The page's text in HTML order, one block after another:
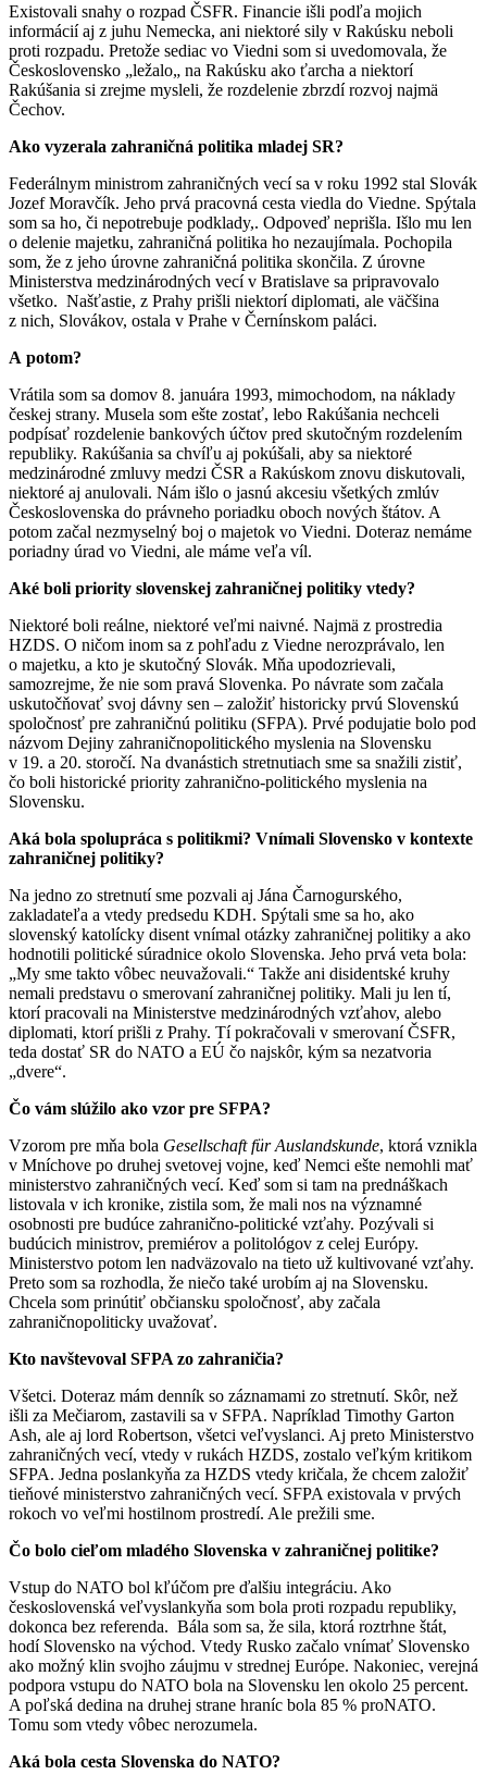
Existovali snahy o rozpad ČSFR. Financie išli podľa mojich
informácií aj z juhu Nemecka, ani niektoré sily v Rakúsku neboli
proti rozpadu. Pretože sediac vo Viedni som si uvedomovala, že
Československo „ležalo„ na Rakúsku ako ťarcha a niektorí
Rakúšania si zrejme mysleli, že rozdelenie zbrzdí rozvoj najmä
Čechov.
Ako vyzerala zahraničná politika mladej SR?
Federálnym ministrom zahraničných vecí sa v roku 1992 stal Slovák
Jozef Moravčík. Jeho prvá pracovná cesta viedla do Viedne. Spýtala
som sa ho, či nepotrebuje podklady,. Odpoveď neprišla. Išlo mu len
o delenie majetku, zahraničná politika ho nezaujímala. Pochopila
som, že z jeho úrovne zahraničná politika skončila. Z úrovne
Ministerstva medzinárodných vecí v Bratislave sa pripravovalo
všetko. Našťastie, z Prahy prišli niektorí diplomati, ale väčšina
z nich, Slovákov, ostala v Prahe v Černínskom paláci.
A potom?
Vrátila som sa domov 8. januára 1993, mimochodom, na náklady
českej strany. Musela som ešte zostať, lebo Rakúšania nechceli
podpísať rozdelenie bankových účtov pred skutočným rozdelením
republiky. Rakúšania sa chvíľu aj pokúšali, aby sa niektoré
medzinárodné zmluvy medzi ČSR a Rakúskom znovu diskutovali,
niektoré aj anulovali. Nám išlo o jasnú akcesiu všetkých zmlúv
Československa do právneho poriadku oboch nových štátov. A
potom začal nezmyselný boj o majetok vo Viedni. Doteraz nemáme
poriadny úrad vo Viedni, ale máme veľa víl.
Aké boli priority slovenskej zahraničnej politiky vtedy?
Niektoré boli reálne, niektoré veľmi naivné. Najmä z prostredia
HZDS. O ničom inom sa z pohľadu z Viedne nerozprávalo, len
o majetku, a kto je skutočný Slovák. Mňa upodozrievali,
samozrejme, že nie som pravá Slovenka. Po návrate som začala
uskutočňovať svoj dávny sen – založiť historicky prvú Slovenskú
spoločnosť pre zahraničnú politiku (SFPA). Prvé podujatie bolo pod
názvom Dejiny zahraničnopolitického myslenia na Slovensku
v 19. a 20. storočí. Na dvanástich stretnutiach sme sa snažili zistiť,
čo boli historické priority zahranično-politického myslenia na
Slovensku.
Aká bola spolupráca s politikmi? Vnímali Slovensko v kontexte
zahraničnej politiky?
Na jedno zo stretnutí sme pozvali aj Jána Čarnogurského,
zakladateľa a vtedy predsedu KDH. Spýtali sme sa ho, ako
slovenský katolícky disent vnímal otázky zahraničnej politiky a ako
hodnotili politické súradnice okolo Slovenska. Jeho prvá veta bola:
„My sme takto vôbec neuvažovali.“ Takže ani disidentské kruhy
nemali predstavu o smerovaní zahraničnej politiky. Mali ju len tí,
ktorí pracovali na Ministerstve medzinárodných vzťahov, alebo
diplomati, ktorí prišli z Prahy. Tí pokračovali v smerovaní ČSFR,
teda dostať SR do NATO a EÚ čo najskôr, kým sa nezatvoria
„dvere“.
Čo vám slúžilo ako vzor pre SFPA?
Vzorom pre mňa bola Gesellschaft für Auslandskunde, ktorá vznikla
v Mníchove po druhej svetovej vojne, keď Nemci ešte nemohli mať
ministerstvo zahraničných vecí. Keď som si tam na prednáškach
listovala v ich kronike, zistila som, že mali nos na významné
osobnosti pre budúce zahranično-politické vzťahy. Pozývali si
budúcich ministrov, premiérov a politológov z celej Európy.
Ministerstvo potom len nadväzovalo na tieto už kultivované vzťahy.
Preto som sa rozhodla, že niečo také urobím aj na Slovensku.
Chcela som prinútiť občiansku spoločnosť, aby začala
zahraničnopoliticky uvažovať.
Kto navštevoval SFPA zo zahraničia?
Všetci. Doteraz mám denník so záznamami zo stretnutí. Skôr, než
išli za Mečiarom, zastavili sa v SFPA. Napríklad Timothy Garton
Ash, ale aj lord Robertson, všetci veľvyslanci. Aj preto Ministerstvo
zahraničných vecí, vtedy v rukách HZDS, zostalo veľkým kritikom
SFPA. Jedna poslankyňa za HZDS vtedy kričala, že chcem založiť
tieňové ministerstvo zahraničných vecí. SFPA existovala v prvých
rokoch vo veľmi hostilnom prostredí. Ale prežili sme.
Čo bolo cieľom mladého Slovenska v zahraničnej politike?
Vstup do NATO bol kľúčom pre ďalšiu integráciu. Ako
československá veľvyslankyňa som bola proti rozpadu republiky,
dokonca bez referenda. Bála som sa, že sila, ktorá roztrhne štát,
hodí Slovensko na východ. Vtedy Rusko začalo vnímať Slovensko
ako možný klin svojho záujmu v strednej Európe. Nakoniec, verejná
podpora vstupu do NATO bola na Slovensku len okolo 25 percent.
A poľská dedina na druhej strane hraníc bola 85 % proNATO.
Tomu som vtedy vôbec nerozumela.
Aká bola cesta Slovenska do NATO?